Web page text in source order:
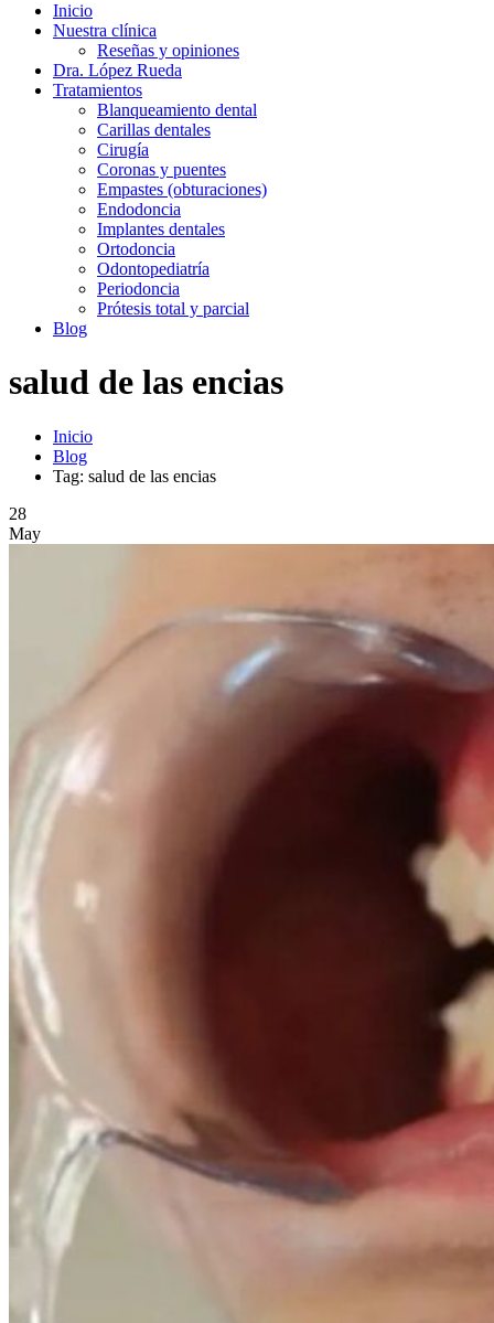
Inicio
Nuestra clínica
Reseñas y opiniones
Dra. López Rueda
Tratamientos
Blanqueamiento dental
Carillas dentales
Cirugía
Coronas y puentes
Empastes (obturaciones)
Endodoncia
Implantes dentales
Ortodoncia
Odontopediatría
Periodoncia
Prótesis total y parcial
Blog
salud de las encias
Inicio
Blog
Tag: salud de las encias
28
May